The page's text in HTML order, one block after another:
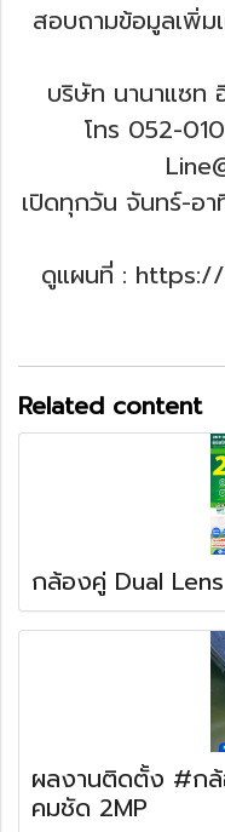
สอบถามข้อมูลเพิ่
บริษัท นานาแซท
โทร 052-
เปิดทุกวัน จันทร์-อ
ดูแผนที่ :
Related content
กล้องคู่ Dual
ผลงานติดตั้ง #กล้
คมชัด 2MP